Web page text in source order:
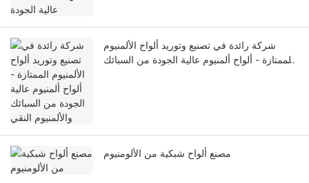
شركة رائدة في تصنيع وتوريد ألواح الألمنيوم
الممتازة - ألواح ألمنيوم عالية الجودة من السبائك
مصنع ألواح شبكية من الألومنيوم